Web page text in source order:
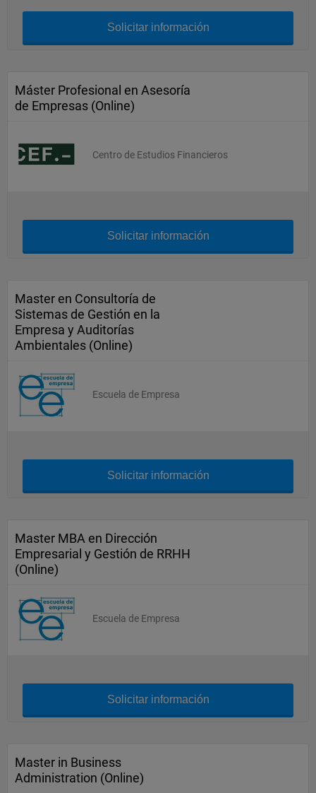
Solicitar información
Máster Profesional en Asesoría
de Empresas (Online)
Centro de Estudios Financieros
Solicitar información
Master en Consultoría de
Sistemas de Gestión en la
Empresa y Auditorías
Ambientales (Online)
Escuela de Empresa
Solicitar información
Master MBA en Dirección
Empresarial y Gestión de RRHH
(Online)
Escuela de Empresa
Solicitar información
Master in Business
Administration (Online)